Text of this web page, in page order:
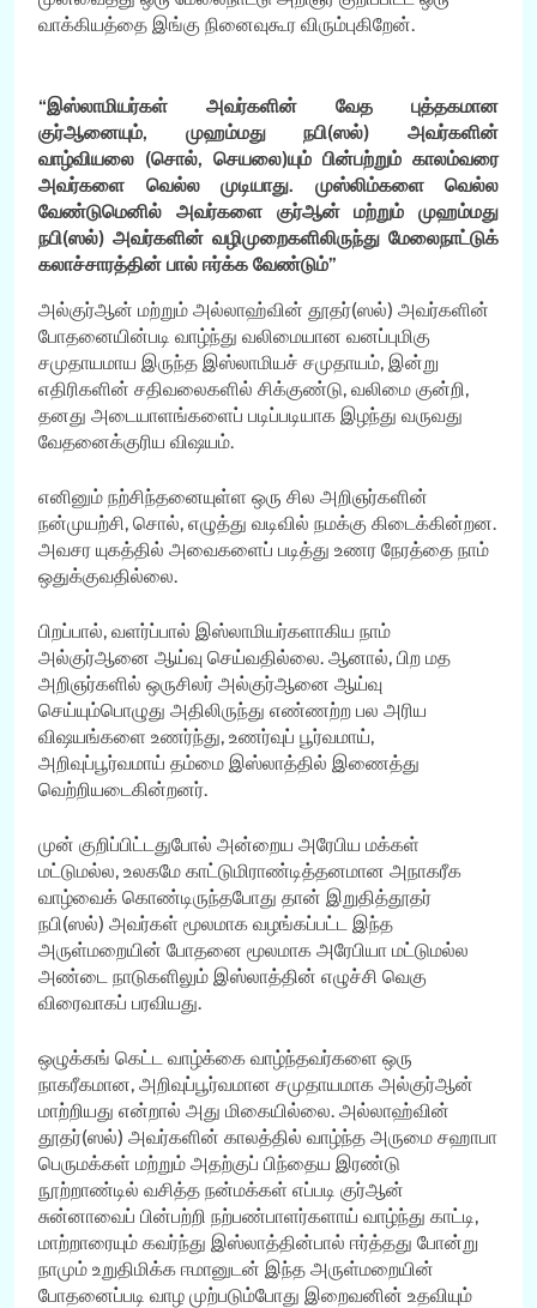
வாக்கியத்தை இங்கு நினைவுகூர விரும்புகிறேன்.
“இஸ்லாமியர்கள் அவர்களின் வேத புத்தகமான
குர்ஆனையும், முஹம்மது நபி(ஸல்) அவர்களின்
வாழ்வியலை (சொல், செயலை)யும் பின்பற்றும் காலம்வரை
அவர்களை வெல்ல முடியாது. முஸ்லிம்களை வெல்ல
வேண்டுமெனில் அவர்களை குர்ஆன் மற்றும் முஹம்மது
நபி(ஸல்) அவர்களின் வழிமுறைகளிலிருந்து மேலைநாட்டுக்
கலாச்சாரத்தின் பால் ஈர்க்க வேண்டும்”
அல்குர்ஆன் மற்றும் அல்லாஹ்வின் தூதர்(ஸல்) அவர்களின்
போதனையின்படி வாழ்ந்து வலிமையான வனப்புமிகு
சமுதாயமாய இருந்த இஸ்லாமியச் சமுதாயம், இன்று
எதிரிகளின் சதிவலைகளில் சிக்குண்டு, வலிமை குன்றி,
தனது அடையாளங்களைப் படிப்படியாக இழந்து வருவது
வேதனைக்குரிய விஷயம்.
எனினும் நற்சிந்தனையுள்ள ஒரு சில அறிஞர்களின்
நன்முயற்சி, சொல், எழுத்து வடிவில் நமக்கு கிடைக்கின்றன.
அவசர யுகத்தில் அவைகளைப் படித்து உணர நேரத்தை நாம்
ஒதுக்குவதில்லை.
பிறப்பால், வளர்ப்பால் இஸ்லாமியர்களாகிய நாம்
அல்குர்ஆனை ஆய்வு செய்வதில்லை. ஆனால், பிற மத
அறிஞர்களில் ஒருசிலர் அல்குர்ஆனை ஆய்வு
செய்யும்பொழுது அதிலிருந்து எண்ணற்ற பல அரிய
விஷயங்களை உணர்ந்து, உணர்வுப் பூர்வமாய்,
அறிவுப்பூர்வமாய் தம்மை இஸ்லாத்தில் இணைத்து
வெற்றியடைகின்றனர்.
முன் குறிப்பிட்டதுபோல் அன்றைய அரேபிய மக்கள்
மட்டுமல்ல, உலகமே காட்டுமிராண்டித்தனமான அநாகரீக
வாழ்வைக் கொண்டிருந்தபோது தான் இறுதித்தூதர்
நபி(ஸல்) அவர்கள் மூலமாக வழங்கப்பட்ட இந்த
அருள்மறையின் போதனை மூலமாக அரேபியா மட்டுமல்ல
அண்டை நாடுகளிலும் இஸ்லாத்தின் எழுச்சி வெகு
விரைவாகப் பரவியது.
ஒழுக்கங் கெட்ட வாழ்க்கை வாழ்ந்தவர்களை ஒரு
நாகரீகமான, அறிவுப்பூர்வமான சமுதாயமாக அல்குர்ஆன்
மாற்றியது என்றால் அது மிகையில்லை. அல்லாஹ்வின்
தூதர்(ஸல்) அவர்களின் காலத்தில் வாழ்ந்த அருமை சஹாபா
பெருமக்கள் மற்றும் அதற்குப் பிந்தைய இரண்டு
நூற்றாண்டில் வசித்த நன்மக்கள் எப்படி குர்ஆன்
சுன்னாவைப் பின்பற்றி நற்பண்பாளர்களாய் வாழ்ந்து காட்டி,
மாற்றாரையும் கவர்ந்து இஸ்லாத்தின்பால் ஈர்த்தது போன்று
நாமும் உறுதிமிக்க ஈமானுடன் இந்த அருள்மறையின்
போதனைப்படி வாழ முற்படும்போது இறைவனின் உதவியும்